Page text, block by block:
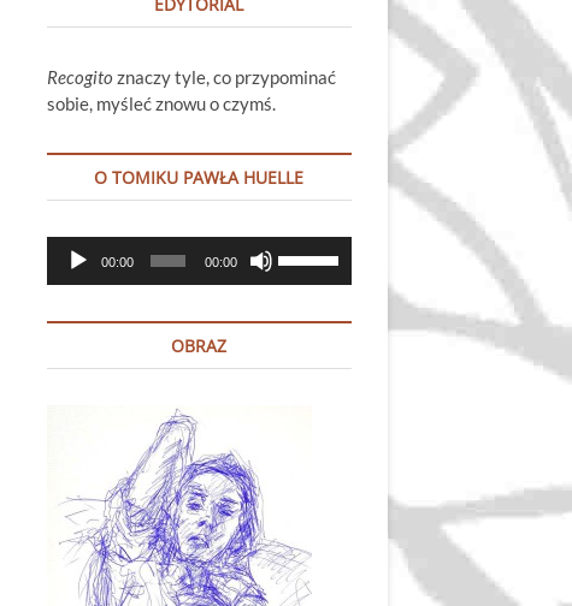
Recogito znaczy tyle, co przypominać
sobie, myśleć znowu o czymś.
O TOMIKU PAWŁA HUELLE
Odtwarzacz
plików
00:00 00:00
góry
głośność.
OBRAZ